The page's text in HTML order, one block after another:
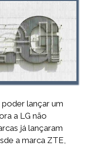
poder lançar um
a LG não
já lançaram
a marca ZTE,